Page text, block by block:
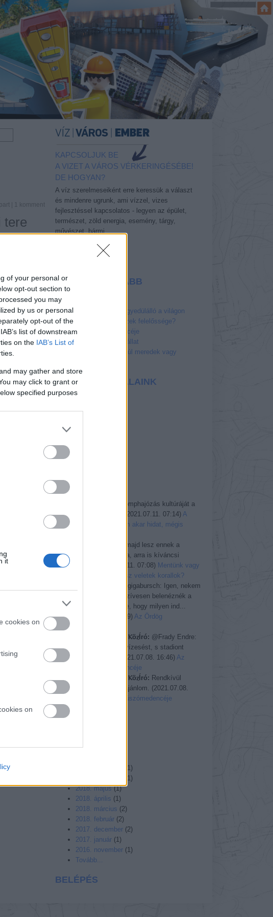
of your personal or
opt-out section to
you may
by us or personal
opt-out of the
list of downstream
on the IAB’s List of
may gather and store
may click to grant or
specified purposes
it
cookies on
on
website
KAPCSOLJUK BE
A VIZET A VÁROS VÉRKERINGÉSÉBE!
DE HOGYAN?
A víz szerelmeseiként erre keressük a választ
és mindenre ugrunk, ami vízzel, vizes
fejlesztéssel kapcsolatos - legyen az épület,
természet, zöld energia, esemény, tárgy,
művészet, bármi.
LEGOLVASOTTABB
POSZTJAINK
Peru gyilkos folyója egyedülálló a világon
Meddig tart az építészek felelőssége?
Az Ördög úszómedencéje
10 meghökkentő vízi állat
Eshima Ohashi híd - túl meredek vagy
KEDVENC OLDALAINK
Dunai Szigetek
Építészfórum
Urbanista
TI MONDTÁTOK
A komphajózás kultúráját a
2021.07.11. 07:14) A
sziget, amely nem akar hidat, mégis
Ha majd lesz ennek a
cikknek folytatása, arra is kíváncsi
2021.07.11. 07:08) Mentünk vagy
pusztítunk: mi lesz veletek korallok?
@gigabursch: Igen, nekem
is felugrott ma. Szívesen belenéznék a
blog.hu endzsinbe, hogy milyen ind...
2021.07.08. 20:19) Az Ördög
ⲘⲁⲭѴⲁl ⲂⲓrⲥⲁⲘⲁⲛ ⲔöⲍÍró: @Frady Endre:
Zorbán ellopta a vízesést, s stadiont
2021.07.08. 16:46) Az
Ördög úszómedencéje
ⲘⲁⲭѴⲁl ⲂⲓrⲥⲁⲘⲁⲛ ⲔöⲍÍró: Rendkívül
veszélyes, nem ajánlom. (2021.07.08.
Az Ördög úszómedencéje
2021. április
1)
1)
2018. május (1)
2018. április (1)
2018. március (2)
2018. február (2)
2017. december (2)
2017. január (1)
2016. november (1)
Tovább...
BELÉPÉS
komment
tere
zöldítsék a
tovább »
mely
a